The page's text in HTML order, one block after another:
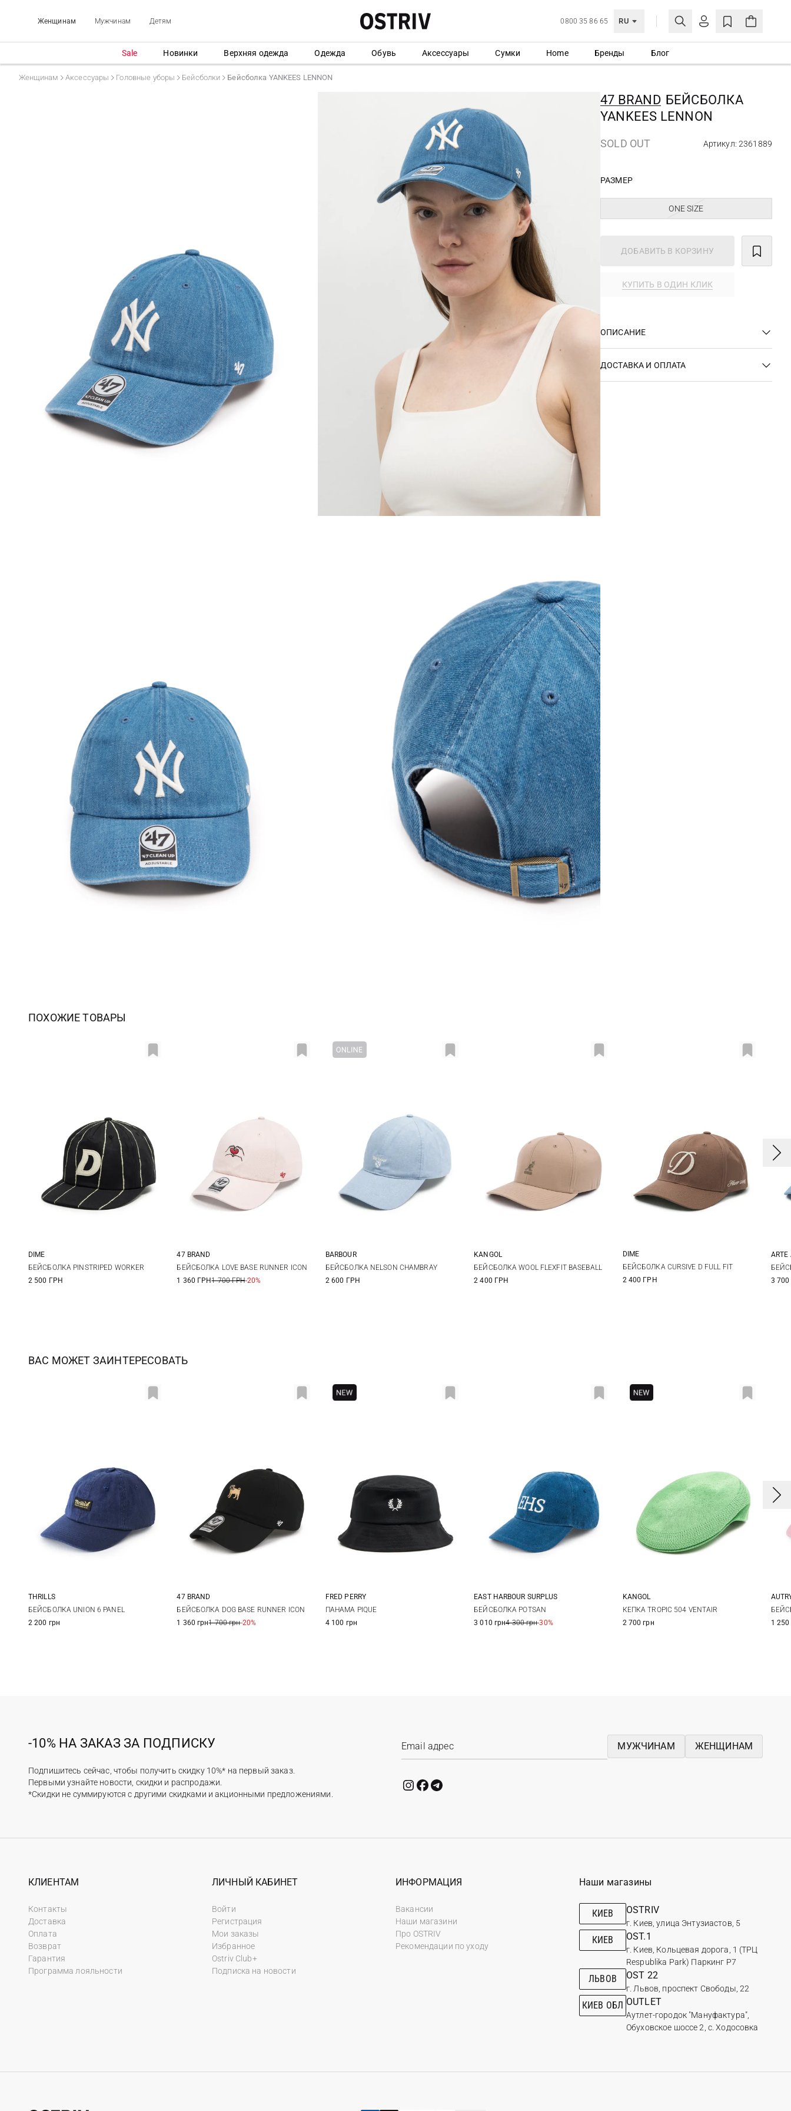
Женщинам Мужчинам Детям 0800 35 86 65 RU
ЛИЧНЫЙ КАБИНЕТ
Еще не зарегистрированы?
СОЗДАТЬ УЧЕТНУЮ ЗАПИСЬ
Sale Новинки Верхняя одежда Одежда Обувь Аксессуары Сумки Home Бренды Блог
Женщинам Аксессуары Головные уборы Бейсболки Бейсболка YANKEES LENNON
47 BRAND БЕЙСБОЛКА
YANKEES LENNON
SOLD OUT Артикул: 2361889
РАЗМЕР
ONE SIZE
ДОБАВИТЬ В КОРЗИНУ
КУПИТЬ В ОДИН КЛИК
ОПИСАНИЕ
ДОСТАВКА И ОПЛАТА
ПОХОЖИЕ ТОВАРЫ
One size
DIME
БЕЙСБОЛКА PINSTRIPED WORKER
2 500 ГРН
One size
47 BRAND
БЕЙСБОЛКА LOVE BASE RUNNER ICON
1 360 ГРН1 700 ГРН-20%
One size
BARBOUR
БЕЙСБОЛКА NELSON CHAMBRAY
2 600 ГРН
S/M L/XL XXL
KANGOL
БЕЙСБОЛКА WOOL FLEXFIT BASEBALL
2 400 ГРН
One size
DIME
БЕЙСБОЛКА CURSIVE D FULL FIT
2 400 ГРН
ARTE
3
ВАС МОЖЕТ ЗАИНТЕРЕСОВАТЬ
One size
THRILLS
БЕЙСБОЛКА UNION 6 PANEL
2 200 грн
One size
47 BRAND
БЕЙСБОЛКА DOG BASE RUNNER ICON
1 360 грн1 700 грн-20%
S M
FRED PERRY
ПАНАМА PIQUE
4 100 грн
One size
EAST HARBOUR SURPLUS
БЕЙСБОЛКА POTSAN
3 010 грн4 300 грн-30%
M L XL
KANGOL
КЕПКА TROPIC 504 VENTAIR
2 700 грн
1 250
-10% НА ЗАКАЗ ЗА ПОДПИСКУ
Подпишитесь сейчас, чтобы получить скидку 10%* на первый заказ.
Первыми узнайте новости, скидки и распродажи.
*Скидки не суммируются с другими скидками и акционными предложениями.
МУЖЧИНАМ ЖЕНЩИНАМ
КЛИЕНТАМ
Контакты
Доставка
Оплата
Возврат
Гарантия
Программа лояльности
ЛИЧНЫЙ КАБИНЕТ
Войти
Регистрация
Мои заказы
Избранное
Ostriv Club+
Подписка на новости
ИНФОРМАЦИЯ
Вакансии
Наши магазини
Про OSTRIV
Рекомендации по уходу
Наши магазины
КИЕВ OSTRIV
г. Киев, улица Энтузиастов, 5
КИЕВ OST.1
г. Киев, Кольцевая дорога, 1 (ТРЦ
Respublika Park) Паркинг Р7
ЛЬВОВ OST 22
г. Львов, проспект Свободы, 22
КИЕВ ОБЛ OUTLET
Аутлет-городок "Мануфактура",
Обуховское шоссе 2, с. Ходосовка